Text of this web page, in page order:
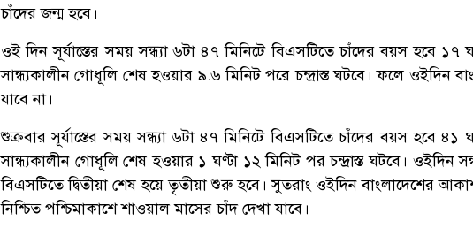
চাঁদের জন্ম হবে।
ওই দিন সূর্যাস্তের সময় সন্ধ্যা ৬টা ৪৭ মিনিটে বিএসটিতে চাঁদের বয়স হবে ১৭
সান্ধ্যকালীন গোধূলি শেষ হওয়ার ৯.৬ মিনিট পরে চন্দ্রাস্ত ঘটবে। ফলে ওইদিন
যাবে না।
শুক্রবার সূর্যাস্তের সময় সন্ধ্যা ৬টা ৪৭ মিনিটে বিএসটিতে চাঁদের বয়স হবে ৪১
সান্ধ্যকালীন গোধূলি শেষ হওয়ার ১ ঘণ্টা ১২ মিনিট পর চন্দ্রাস্ত ঘটবে। ওইদিন
বিএসটিতে দ্বিতীয়া শেষ হয়ে তৃতীয়া শুরু হবে। সুতরাং ওইদিন বাংলাদেশের
নিশ্চিত পশ্চিমাকাশে শাওয়াল মাসের চাঁদ দেখা যাবে।